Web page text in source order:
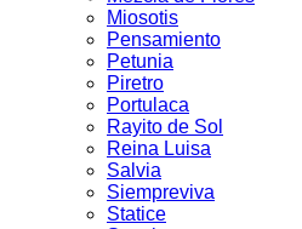
Miosotis
Pensamiento
Petunia
Piretro
Portulaca
Rayito de Sol
Reina Luisa
Salvia
Siempreviva
Statice